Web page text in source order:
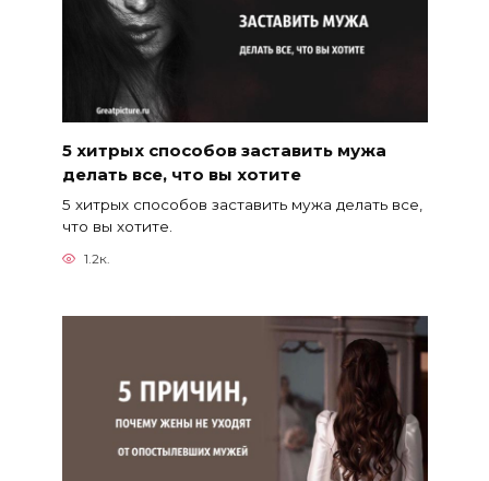
5 хитрых способов заставить мужа
делать все, что вы хотите
5 хитрых способов заставить мужа делать все,
что вы хотите.
1.2к.